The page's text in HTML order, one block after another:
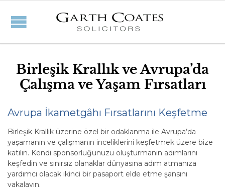
Birleşik Krallık ve Avrupa’da
Çalışma ve Yaşam Fırsatları
Avrupa İkametgâhı Fırsatlarını Keşfetme
Birleşik Krallık üzerine özel bir odaklanma ile Avrupa’da
yaşamanın ve çalışmanın inceliklerini keşfetmek üzere bize
katılın. Kendi sponsorluğunuzu oluşturmanın adımlarını
keşfedin ve sınırsız olanaklar dünyasına adım atmanıza
yardımcı olacak ikinci bir pasaport elde etme şansını
yakalayın.